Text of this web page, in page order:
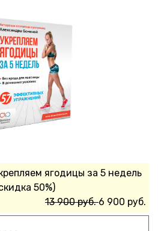
ягодицы за 5 недель
50%)
13 900 руб.6 900 руб.